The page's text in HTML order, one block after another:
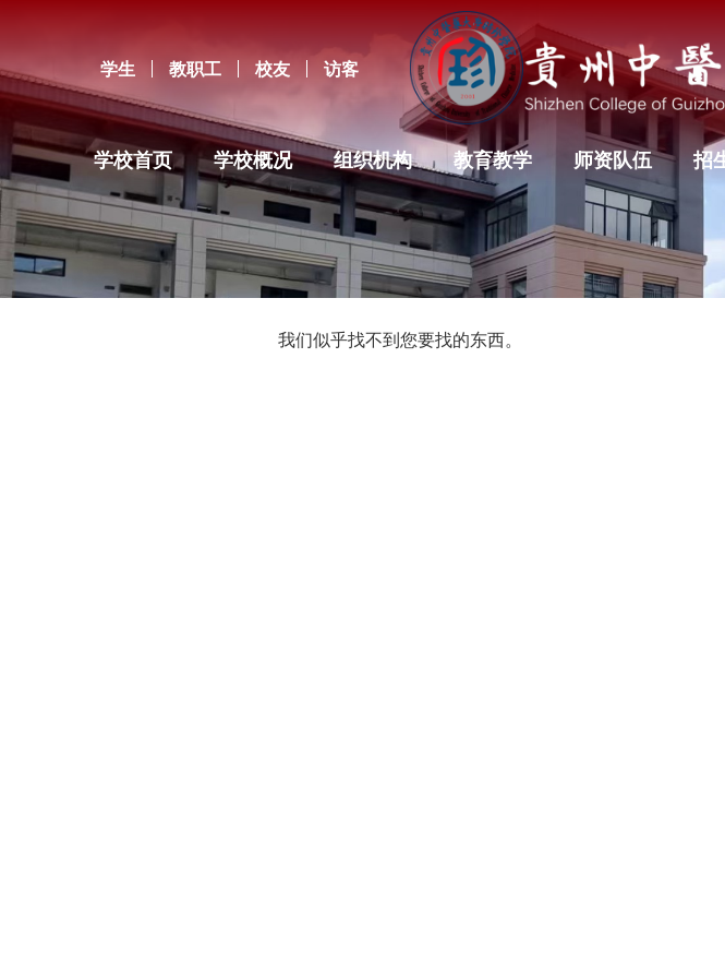
学生 教职工 校友 访客
学校首页 学校概况 组织机构 教育教学 师资队伍 招
我们似乎找不到您要找的东西。